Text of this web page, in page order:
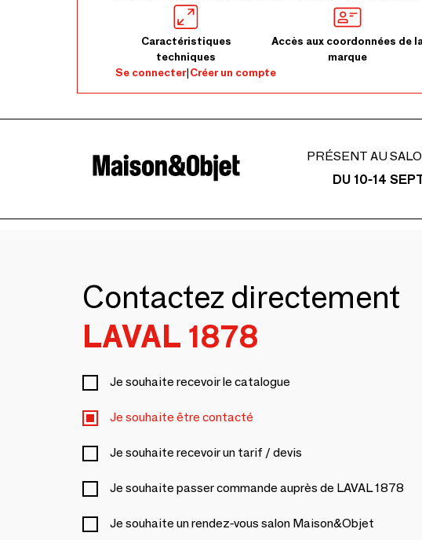
Caractéristiques
techniques
Accès aux coordonnées de
marque
Se connecter|Créer un compte
PRÉSENT AU
DU 10-14
Contactez directement
LAVAL 1878
Je souhaite recevoir le catalogue
Je souhaite être contacté
Je souhaite recevoir un tarif / devis
Je souhaite passer commande auprès de LAVAL 1878
Je souhaite un rendez-vous salon Maison&Objet